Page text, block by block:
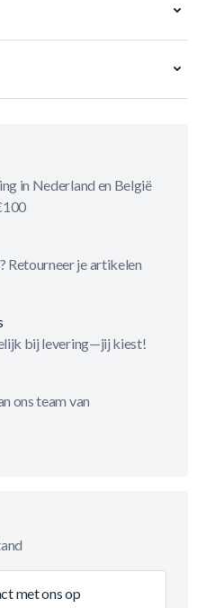
in Nederland en België
Retourneer je artikelen
bij levering—jij kiest!
ons team van
met ons op